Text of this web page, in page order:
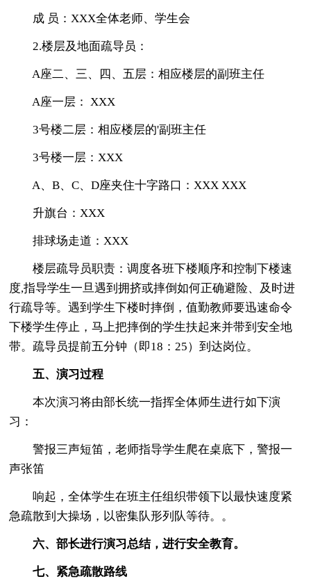
成 员：XXX全体老师、学生会
2.楼层及地面疏导员：
A座二、三、四、五层：相应楼层的副班主任
A座一层： XXX
3号楼二层：相应楼层的'副班主任
3号楼一层：XXX
A、B、C、D座夹住十字路口：XXX XXX
升旗台：XXX
排球场走道：XXX
楼层疏导员职责：调度各班下楼顺序和控制下楼速
度,指导学生一旦遇到拥挤或摔倒如何正确避险、及时进
行疏导等。遇到学生下楼时摔倒，值勤教师要迅速命令
下楼学生停止，马上把摔倒的学生扶起来并带到安全地
带。疏导员提前五分钟（即18：25）到达岗位。
五、演习过程
本次演习将由部长统一指挥全体师生进行如下演
习：
警报三声短笛，老师指导学生爬在桌底下，警报一
声张笛
响起，全体学生在班主任组织带领下以最快速度紧
急疏散到大操场，以密集队形列队等待。。
六、部长进行演习总结，进行安全教育。
七、紧急疏散路线